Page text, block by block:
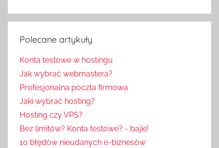
Polecane artykuły
Konta testowe w hostingu
Jak wybrać webmastera?
Profesjonalna poczta firmowa
Jaki wybrać hosting?
Hosting czy VPS?
Bez limitów? Konta testowe? - bajki!
10 błędów nieudanych e-biznesów